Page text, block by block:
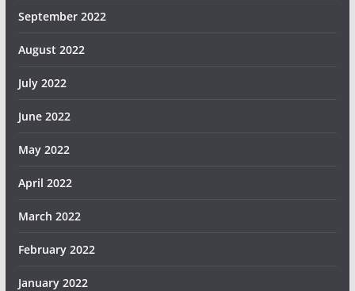
September 2022
August 2022
July 2022
June 2022
May 2022
April 2022
March 2022
February 2022
January 2022